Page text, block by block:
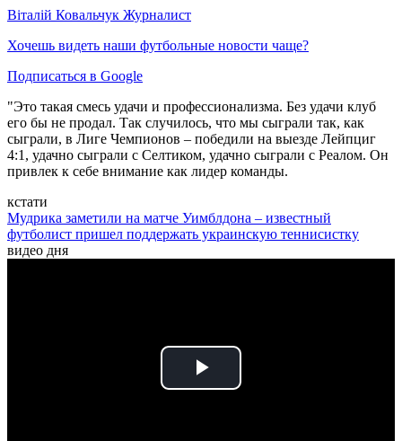
Віталій Ковальчук Журналист
Хочешь видеть наши футбольные новости чаще?
Подписаться в Google
"Это такая смесь удачи и профессионализма. Без удачи клуб
его бы не продал. Так случилось, что мы сыграли так, как
сыграли, в Лиге Чемпионов – победили на выезде Лейпциг
4:1, удачно сыграли с Селтиком, удачно сыграли с Реалом. Он
привлек к себе внимание как лидер команды.
кстати
Мудрика заметили на матче Уимблдона – известный
футболист пришел поддержать украинскую теннисистку
видео дня
Play